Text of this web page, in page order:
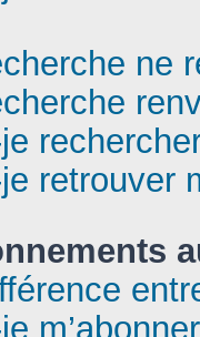
ne
retrouver